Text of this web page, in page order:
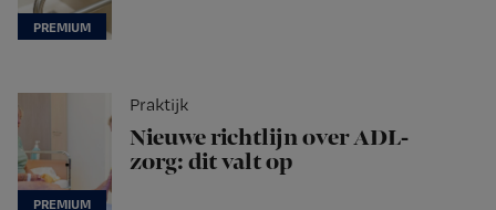
Praktijk
Nieuwe richtlijn over ADL-
zorg: dit valt op